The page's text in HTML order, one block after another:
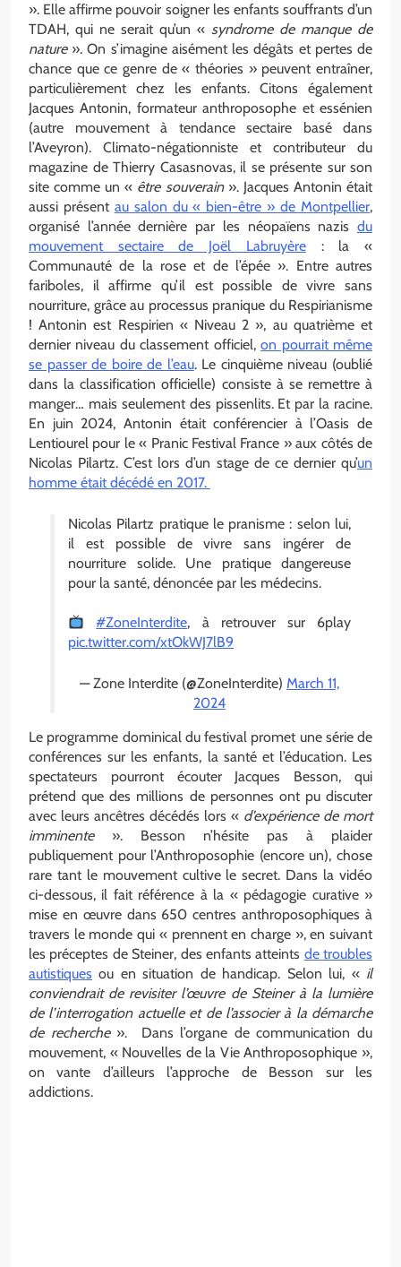
». Elle affirme pouvoir soigner les enfants souffrants d’un
TDAH, qui ne serait qu’un « syndrome de manque de
nature ». On s’imagine aisément les dégâts et pertes de
chance que ce genre de « théories » peuvent entraîner,
particulièrement chez les enfants. Citons également
Jacques Antonin, formateur anthroposophe et essénien
(autre mouvement à tendance sectaire basé dans
l’Aveyron). Climato-négationniste et contributeur du
magazine de Thierry Casasnovas, il se présente sur son
site comme un « être souverain». Jacques Antonin était
aussi présent au salon du « bien-être » de Montpellier,
organisé l’année dernière par les néopaïens nazis du
mouvement sectaire de Joël Labruyère: la «
Communauté de la rose et de l’épée ». Entre autres
fariboles, il affirme qu’il est possible de vivre sans
nourriture, grâce au processus pranique du Respirianisme
! Antonin est Respirien « Niveau 2 », au quatrième et
dernier niveau du classement officiel,on pourrait même
se passer de boire de l’eau. Le cinquième niveau (oublié
dans la classification officielle) consiste à se remettre à
manger… mais seulement des pissenlits. Et par la racine.
En juin 2024, Antonin était conférencier à l’Oasis de
Lentiourel pour le « Pranic Festival France » aux côtés de
Nicolas Pilartz. C’est lors d’un stage de ce dernier qu’un
homme était décédé en 2017.
Nicolas Pilartz pratique le pranisme : selon lui,
il est possible de vivre sans ingérer de
nourriture solide. Une pratique dangereuse
pour la santé, dénoncée par les médecins.
#ZoneInterdite, à retrouver sur 6play
pic.twitter.com/xtOkWJ7lB9
— Zone Interdite (@ZoneInterdite) March 11,
2024
Le programme dominical du festival promet une série de
conférences sur les enfants, la santé et l’éducation. Les
spectateurs pourront écouter Jacques Besson, qui
prétend que des millions de personnes ont pu discuter
avec leurs ancêtres décédés lors « d’expérience de mort
imminente». Besson n’hésite pas à plaider
publiquement pour l’Anthroposophie (encore un), chose
rare tant le mouvement cultive le secret. Dans la vidéo
ci-dessous, il fait référence à la « pédagogie curative »
mise en œuvre dans 650 centres anthroposophiques à
travers le monde qui « prennent en charge », en suivant
les préceptes de Steiner, des enfants atteints de troubles
autistiques ou en situation de handicap. Selon lui, « il
conviendrait de revisiter l’œuvre de Steiner à la lumière
de l’interrogation actuelle et de l’associer à la démarche
de recherche». Dans l’organe de communication du
mouvement, « Nouvelles de la Vie Anthroposophique »,
on vante d’ailleurs l’approche de Besson sur les
addictions.